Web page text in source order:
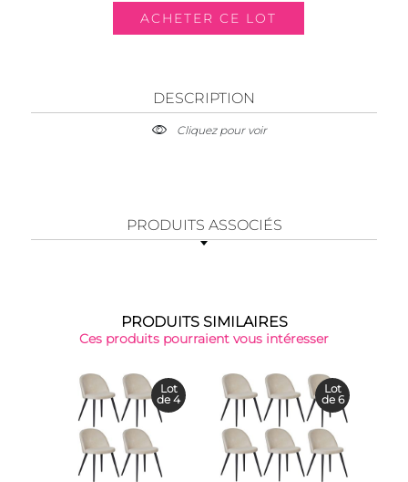
DESCRIPTION
Cliquez pour voir
PRODUITS ASSOCIÉS
PRODUITS SIMILAIRES
Ces produits pourraient vous intéresser
Lot
de 4
Lot
de 6